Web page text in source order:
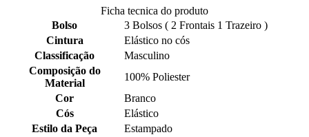
Ficha tecnica do produto
Bolso
3 Bolsos ( 2 Frontais 1 Trazeiro )
Cintura
Elástico no cós
Classificação
Masculino
Composição do
Material
100% Poliester
Cor
Branco
Cós
Elástico
Estilo da Peça
Estampado